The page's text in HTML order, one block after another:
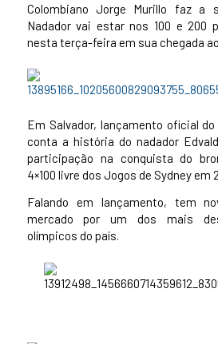
Colombiano Jorge Murillo faz a
Nadador vai estar nos 100 e 200
nesta terça-feira em sua chegada
Em Salvador, lançamento oficial
conta a história do nadador
participação na conquista do
4×100 livre dos Jogos de Sydney em
Falando em lançamento, tem
mercado por um dos mais
olímpicos do país.